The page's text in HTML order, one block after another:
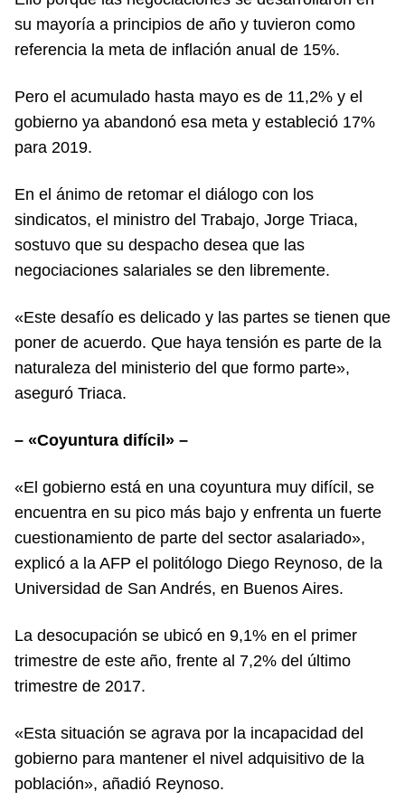
su mayoría a principios de año y tuvieron como
referencia la meta de inflación anual de 15%.
Pero el acumulado hasta mayo es de 11,2% y el
gobierno ya abandonó esa meta y estableció 17%
para 2019.
En el ánimo de retomar el diálogo con los
sindicatos, el ministro del Trabajo, Jorge Triaca,
sostuvo que su despacho desea que las
negociaciones salariales se den libremente.
«Este desafío es delicado y las partes se tienen que
poner de acuerdo. Que haya tensión es parte de la
naturaleza del ministerio del que formo parte»,
aseguró Triaca.
– «Coyuntura difícil» –
«El gobierno está en una coyuntura muy difícil, se
encuentra en su pico más bajo y enfrenta un fuerte
cuestionamiento de parte del sector asalariado»,
explicó a la AFP el politólogo Diego Reynoso, de la
Universidad de San Andrés, en Buenos Aires.
La desocupación se ubicó en 9,1% en el primer
trimestre de este año, frente al 7,2% del último
trimestre de 2017.
«Esta situación se agrava por la incapacidad del
gobierno para mantener el nivel adquisitivo de la
población», añadió Reynoso.